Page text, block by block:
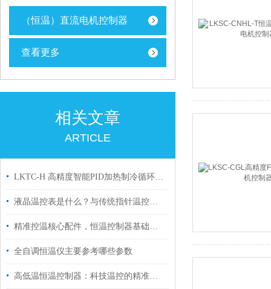
（恒温）直流电机控制器
查看更多
相关文章
ARTICLE
LKTC-H 高精度智能PID加热制冷循环程序段式温控器的推荐
液晶温控表是什么？与传统指针温控表的区别
精准控温核心配件，恒温控制器基础科普
全自调恒温仪主要参考哪些参数
高低温恒温控制器：科技温控的精准艺术